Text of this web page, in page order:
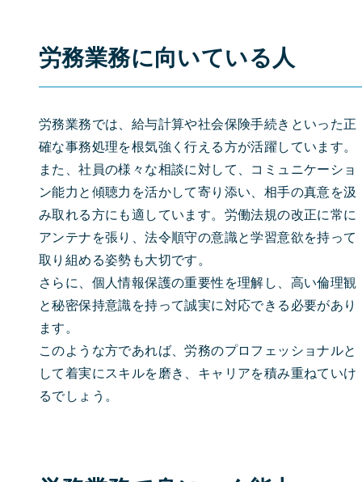
労務業務に向いている人
労務業務では、給与計算や社会保険手続きといった正
確な事務処理を根気強く行える方が活躍しています。
また、社員の様々な相談に対して、コミュニケーショ
ン能力と傾聴力を活かして寄り添い、相手の真意を汲
み取れる方にも適しています。労働法規の改正に常に
アンテナを張り、法令順守の意識と学習意欲を持って
取り組める姿勢も大切です。
さらに、個人情報保護の重要性を理解し、高い倫理観
と秘密保持意識を持って誠実に対応できる必要があり
ます。
このような方であれば、労務のプロフェッショナルと
して着実にスキルを磨き、キャリアを積み重ねていけ
るでしょう。